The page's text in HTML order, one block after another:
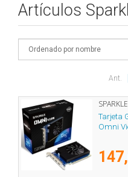
Artículos
Ant.
Tarjeta
Omni